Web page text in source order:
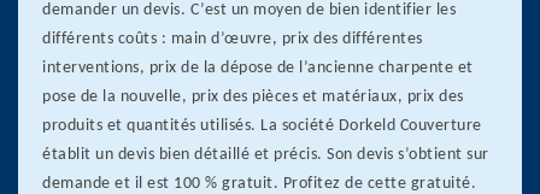
demander un devis. C’est un moyen de bien identifier les
différents coûts : main d’œuvre, prix des différentes
interventions, prix de la dépose de l’ancienne charpente et
pose de la nouvelle, prix des pièces et matériaux, prix des
produits et quantités utilisés. La société Dorkeld Couverture
établit un devis bien détaillé et précis. Son devis s’obtient sur
demande et il est 100 % gratuit. Profitez de cette gratuité.